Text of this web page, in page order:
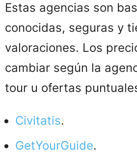
Estas agencias son
conocidas, seguras y
valoraciones. Los
cambiar según la
tour u ofertas
Civitatis.
GetYourGuide.